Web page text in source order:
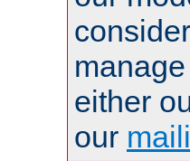
either
our